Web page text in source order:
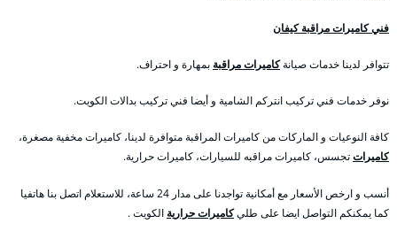
فني كاميرات مراقبة كيفان
تتوافر لدينا خدمات صيانةكاميرات مراقبة بمهارة و احتراف.
نوفر خدمات فني تركيب انتركم الشامية و أيضا فني تركيب بدالات الكويت.
كافة النوعيات و الماركات من كاميرات المراقبة متوافرة لدينا، كاميرات مخفية مصغرة،
كاميراتتجسس، كاميرات مراقبه للسيارات، كاميرات حرارية.
أنسب و ارخص الأسعار مع أمكانية تواجدنا على مدار 24 ساعة، للاستعلام اتصل بنا هاتفيا
كما يمكنكم التواصل ايضا على طليكاميرات حرارية الكويت .